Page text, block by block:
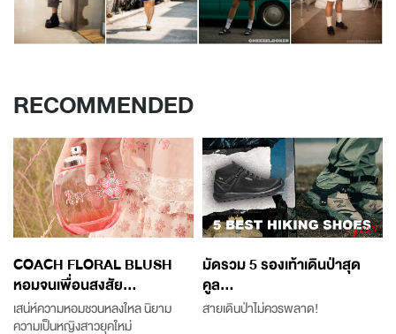
RECOMMENDED
COACH FLORAL BLUSH
หอมจนเพื่อนสงสัย...
เสน่ห์ความหอมชวนหลงใหล นิยาม
ความเป็นหญิงสาวยุคใหม่
มัดรวม 5 รองเท้าเดินป่าสุด
คูล...
สายเดินป่าไม่ควรพลาด!